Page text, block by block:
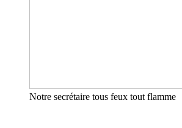
Notre secrétaire tous feux tout flamme